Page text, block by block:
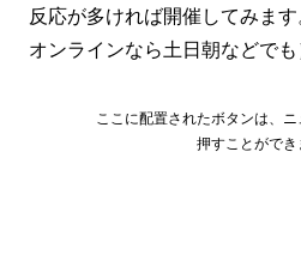
反応が多ければ開催してみます
オンラインなら土日朝などでも
ここに配置されたボタンは、
押すことができ